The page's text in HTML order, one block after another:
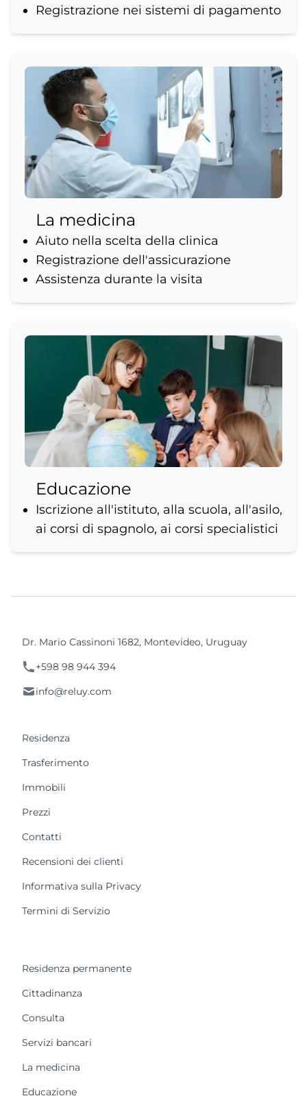
Registrazione nei sistemi di pagamento
La medicina
Aiuto nella scelta della clinica
Registrazione dell'assicurazione
Assistenza durante la visita
Educazione
Iscrizione all'istituto, alla scuola, all'asilo,
ai corsi di spagnolo, ai corsi specialistici
Dr. Mario Cassinoni 1682, Montevideo, Uruguay
+598 98 944 394
info@reluy.com
Residenza
Trasferimento
Immobili
Prezzi
Contatti
Recensioni dei clienti
Informativa sulla Privacy
Termini di Servizio
Residenza permanente
Cittadinanza
Consulta
Servizi bancari
La medicina
Educazione